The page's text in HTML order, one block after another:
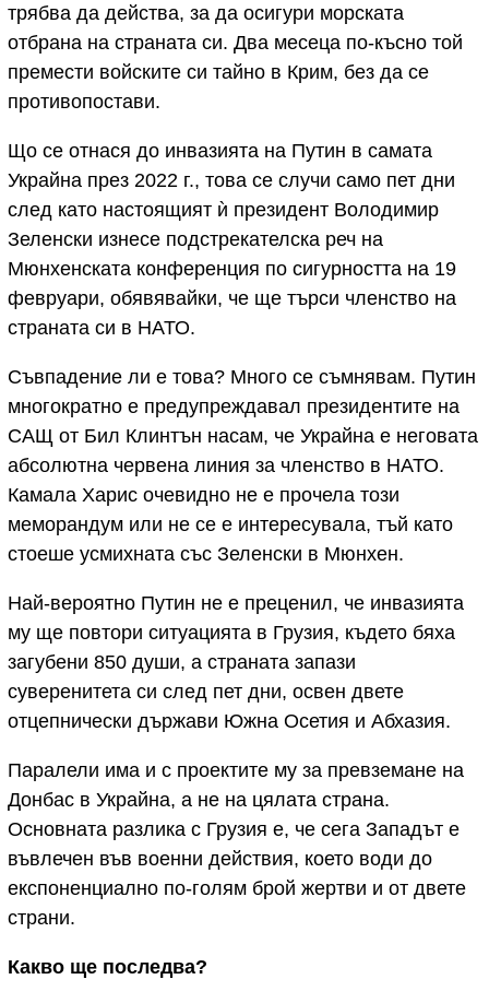
трябва да действа, за да осигури морската
отбрана на страната си. Два месеца по-късно той
премести войските си тайно в Крим, без да се
противопостави.
Що се отнася до инвазията на Путин в самата
Украйна през 2022 г., това се случи само пет дни
след като настоящият ѝ президент Володимир
Зеленски изнесе подстрекателска реч на
Мюнхенската конференция по сигурността на 19
февруари, обявявайки, че ще търси членство на
страната си в НАТО.
Съвпадение ли е това? Много се съмнявам. Путин
многократно е предупреждавал президентите на
САЩ от Бил Клинтън насам, че Украйна е неговата
абсолютна червена линия за членство в НАТО.
Камала Харис очевидно не е прочела този
меморандум или не се е интересувала, тъй като
стоеше усмихната със Зеленски в Мюнхен.
Най-вероятно Путин не е преценил, че инвазията
му ще повтори ситуацията в Грузия, където бяха
загубени 850 души, а страната запази
суверенитета си след пет дни, освен двете
отцепнически държави Южна Осетия и Абхазия.
Паралели има и с проектите му за превземане на
Донбас в Украйна, а не на цялата страна.
Основната разлика с Грузия е, че сега Западът е
въвлечен във военни действия, което води до
експоненциално по-голям брой жертви и от двете
страни.
Какво ще последва?